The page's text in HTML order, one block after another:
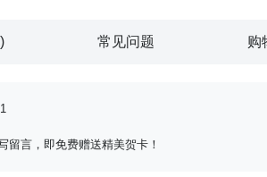
) 常见问题 购
留言，即免费赠送精美贺卡！